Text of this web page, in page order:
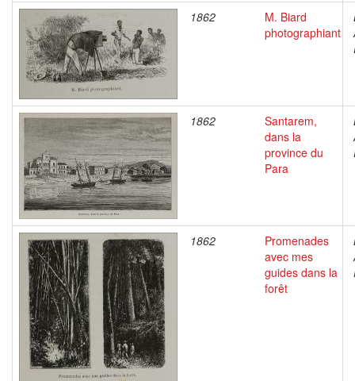
1862
M. Biard
photographiant
1862
Santarem,
dans la
province du
Para
1862
Promenades
avec mes
guides dans la
forêt